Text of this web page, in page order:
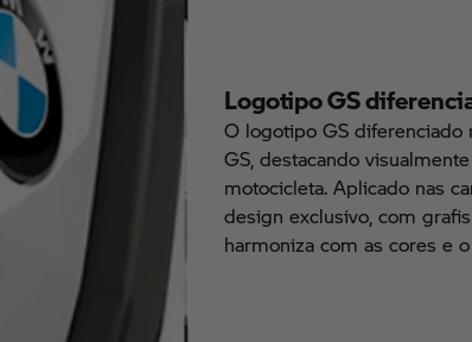
Logotipo GS
O logotipo GS diferenciado
GS, destacando
motocicleta. Aplicado nas
design exclusivo, com
harmoniza com as cores e